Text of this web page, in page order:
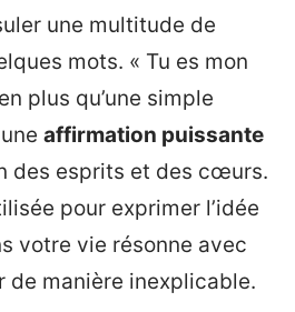
une multitude de
mots. « Tu es mon
plus qu’une simple
affirmation puissante
des esprits et des cœurs.
pour exprimer l’idée
votre vie résonne avec
de manière inexplicable.